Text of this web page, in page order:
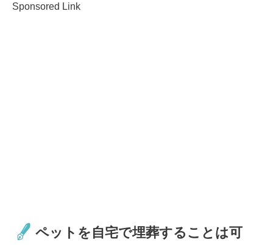
Sponsored Link
ペットを自宅で埋葬することは可